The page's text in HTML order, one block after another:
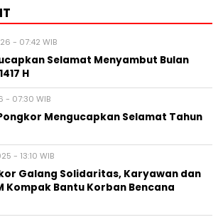
- 07:42 WIB
Selamat Menyambut Bulan
H
- 07:30 WIB
Pongkor Mengucapkan Selamat Tahun
- 13:10 WIB
Galang Solidaritas, Karyawan dan
Kompak Bantu Korban Bencana